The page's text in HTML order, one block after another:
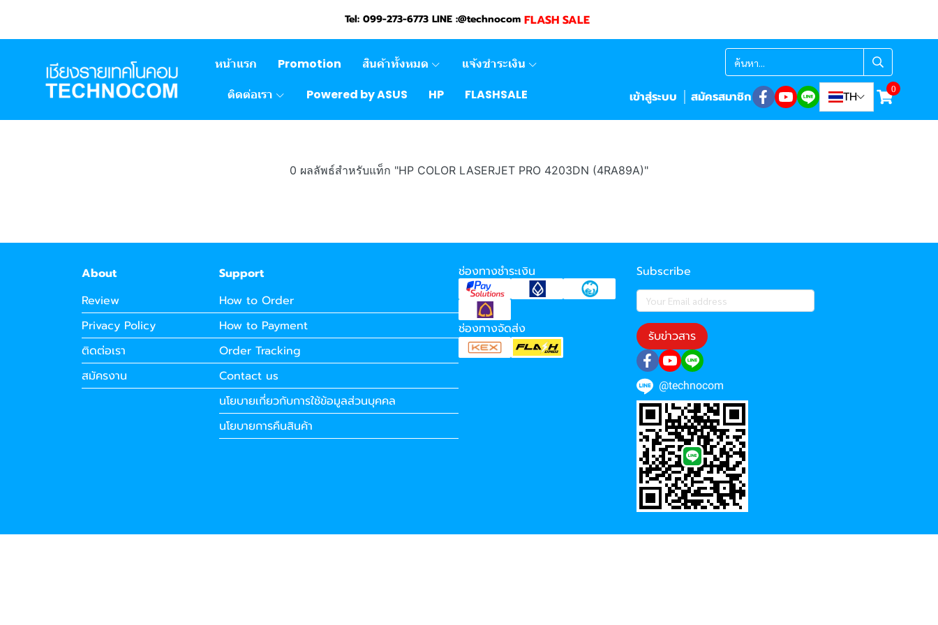
Tel: 099-273-6773 LINE :@technocom FLASH SALE
หน้าแรก Promotion สินค้าทั้งหมด
แจ้งชำระเงิน
ติดต่อเรา
Powered by ASUS HP FLASHSALE เข้าสู่ระบบ สมัครสมาชิก TH 0
0 ผลลัพธ์สำหรับแท็ก "HP COLOR LASERJET PRO 4203DN (4RA89A)"
About
Review
Privacy Policy
ติดต่อเรา
สมัครงาน
Support
How to Order
How to Payment
Order Tracking
Contact us
นโยบายเกี่ยวกับการใช้ข้อมูลส่วนบุคคล
นโยบายการคืนสินค้า
ช่องทางชำระเงิน
ช่องทางจัดส่ง
Subscribe
รับข่าวสาร
@technocom